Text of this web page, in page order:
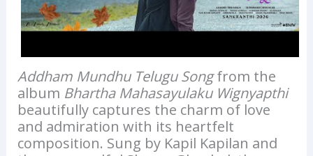
Addham Mundhu Telugu Songfrom the
album Bhartha Mahasayulaku Wignyapthi
beautifully captures the charm of love
and admiration with its heartfelt
composition. Sung by Kapil Kapilan and